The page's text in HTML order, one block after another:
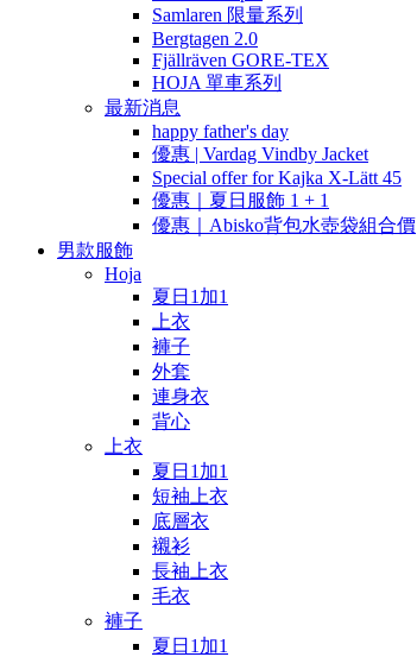
Samlaren 限量系列
Bergtagen 2.0
Fjällräven GORE-TEX
HOJA 單車系列
最新消息
happy father's day
優惠 | Vardag Vindby Jacket
Special offer for Kajka X-Lätt 45
優惠｜夏日服飾 1 + 1
優惠｜Abisko背包水壺袋組合價
男款服飾
Hoja
夏日1加1
上衣
褲子
外套
連身衣
背心
上衣
夏日1加1
短袖上衣
底層衣
襯衫
長袖上衣
毛衣
褲子
夏日1加1